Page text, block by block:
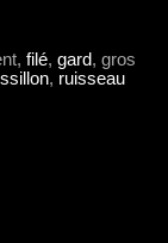
filé, gard, gros
, ruisseau